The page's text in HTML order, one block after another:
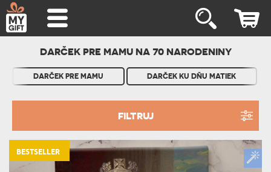
DARČEK PRE MAMU NA 70 NARODENINY
DARČEK PRE MAMU DARČEK KU DŇU MATIEK
FILTRUJ
BESTSELLER